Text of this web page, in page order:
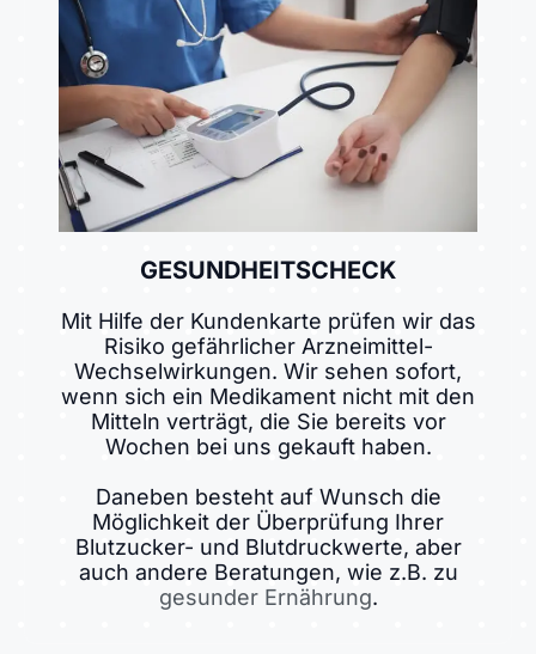
GESUNDHEITSCHECK
Mit Hilfe der Kundenkarte prüfen wir das
Risiko gefährlicher Arzneimittel-
Wechselwirkungen. Wir sehen sofort,
wenn sich ein Medikament nicht mit den
Mitteln verträgt, die Sie bereits vor
Wochen bei uns gekauft haben.
Daneben besteht auf Wunsch die
Möglichkeit der Überprüfung Ihrer
Blutzucker- und Blutdruckwerte, aber
auch andere Beratungen, wie z.B. zu
gesunder Ernährung.